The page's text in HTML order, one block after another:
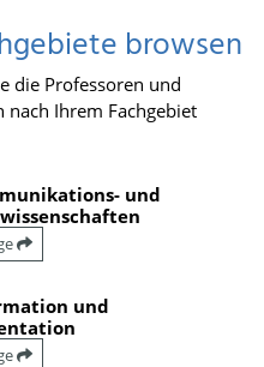
browsen
die Professoren und
nach Ihrem Fachgebiet
und
und